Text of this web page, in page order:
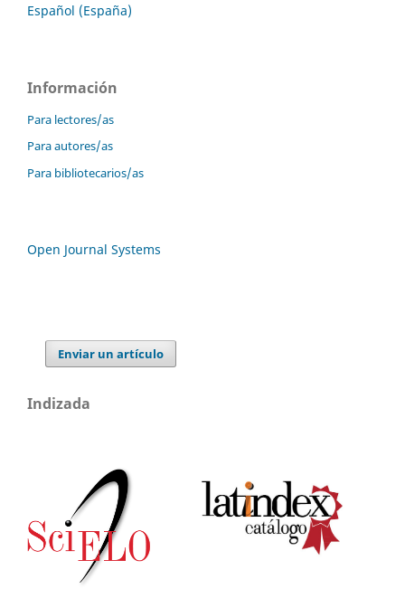
Español (España)
Información
Para lectores/as
Para autores/as
Para bibliotecarios/as
Open Journal Systems
Enviar un artículo
Indizada